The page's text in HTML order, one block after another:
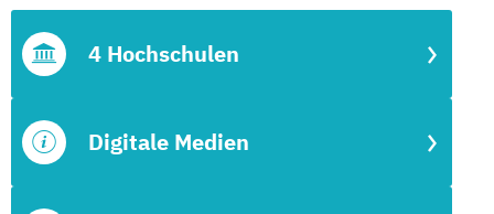
Digitale Medien
4 Hochschulen